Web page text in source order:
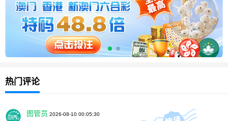
热门评论
图管员 2026-08-10 00:05:30